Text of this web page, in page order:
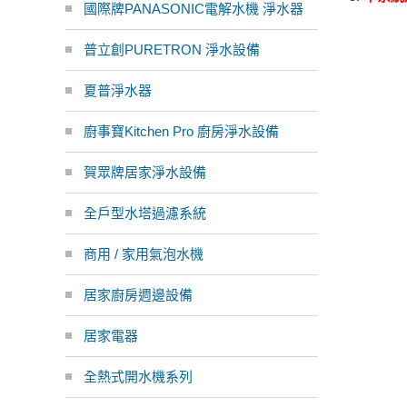
國際牌PANASONIC電解水機 淨水器
普立創PURETRON 淨水設備
夏普淨水器
廚事寶Kitchen Pro 廚房淨水設備
賀眾牌居家淨水設備
全戶型水塔過濾系統
商用 / 家用氣泡水機
居家廚房週邊設備
居家電器
全熱式開水機系列